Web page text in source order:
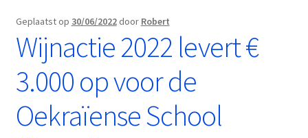
voor
Hospice
Het
Geplaatst op 30/06/2022 door Robert
Wijnactie 2022 levert €
3.000 op voor de
Oekraïense School